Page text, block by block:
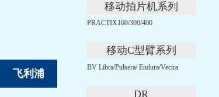
飞利浦
移动拍片机系列
DR
移动C型臂系列
PRACTIX160/300/400
BV Libra/Pulsera/ Endura/Vectra